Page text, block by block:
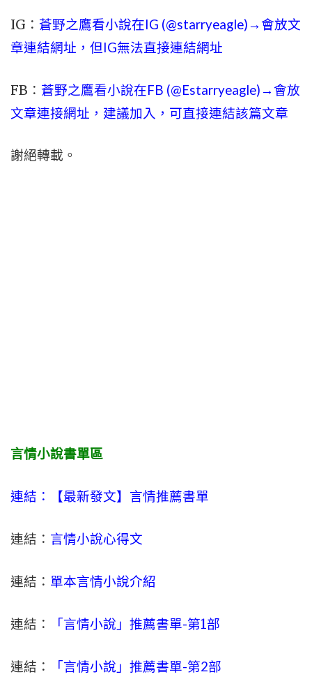
IG： 蒼野之鷹看小說在IG (@starryeagle)→會放文
章連結網址，但IG無法直接連結網址
FB： 蒼野之鷹看小說在FB (@Estarryeagle)→會放
文章連接網址，建議加入，可直接連結該篇文章
謝絕轉載。
言情小說書單區
連結：【最新發文】 言情推薦書單
連結： 言情小說心得文
連結： 單本言情小說介紹
連結： 「言情小說」推薦書單-第1部
連結： 「言情小說」推薦書單-第2部